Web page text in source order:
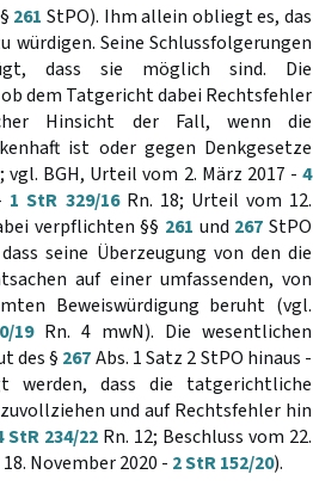
261 StPO). Ihm allein obliegt es, das
Seine Schlussfolgerungen
dass sie möglich sind. Die
dem Tatgericht dabei Rechtsfehler
Hinsicht der Fall, wenn die
ist oder gegen Denkgesetze
BGH, Urteil vom 2. März 2017 - 4
1 StR 329/16Rn. 18; Urteil vom 12.
verpflichten §§ 261 und 267 StPO
seine Überzeugung von den die
auf einer umfassenden, von
Beweiswürdigung beruht (vgl.
19Rn. 4 mwN). Die wesentlichen
des § 267Abs. 1 Satz 2 StPO hinaus -
werden, dass die tatgerichtliche
und auf Rechtsfehler hin
StR 234/22 Rn. 12; Beschluss vom 22.
November 2020 - 2 StR 152/20).